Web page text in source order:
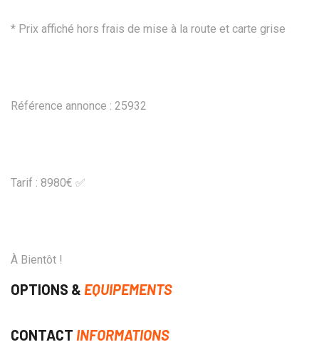
* Prix affiché hors frais de mise à la route et carte grise
Référence annonce : 25932
Tarif : 8980€ ✅
À Bientôt !
OPTIONS & EQUIPEMENTS
CONTACT INFORMATIONS